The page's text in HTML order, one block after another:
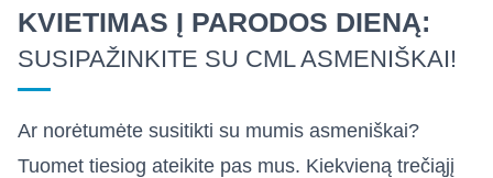
KVIETIMAS Į PARODOS DIENĄ:
SUSIPAŽINKITE SU CML ASMENIŠKAI!
Ar norėtumėte susitikti su mumis asmeniškai?
Tuomet tiesiog ateikite pas mus. Kiekvieną trečiąjį